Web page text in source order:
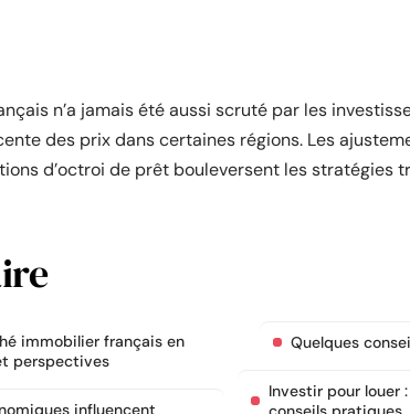
n’a jamais été aussi scruté par les
des prix dans certaines régions. Les
d’octroi de prêt bouleversent les stratégies
immobilier français en
perspectives
influencent
Quelques
Investir pour louer